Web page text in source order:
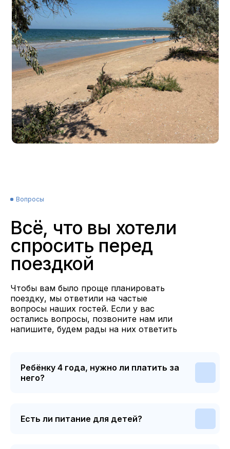
Чтобы вам было проще планировать
поездку, мы ответили на частые
вопросы наших гостей. Если у вас
остались вопросы, позвоните нам или
напишите, будем рады на них ответить
Всё, что вы хотели
спросить перед
поездкой
Вопросы
Ребёнку 4 года, нужно ли платить за
него?
Есть ли питание для детей?